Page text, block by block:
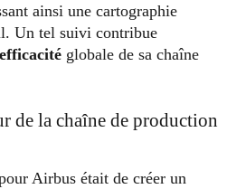
ainsi une cartographie
Un tel suivi contribue
efficacité globale de sa chaîne
de la chaîne de production
Airbus était de créer un